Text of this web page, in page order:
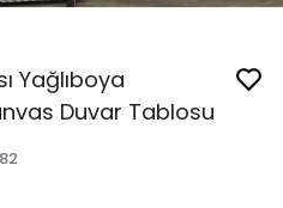
Yağlıboya
Duvar Tablosu